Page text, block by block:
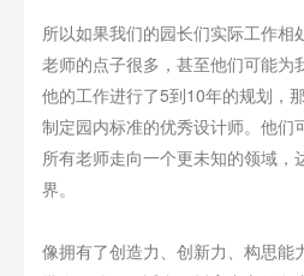
所以如果我们的园长们实际工作相
老师的点子很多，甚至他们可能为
他的工作进行了5到10年的规划，
制定园内标准的优秀设计师。他们
所有老师走向一个更未知的领域，
界。
像拥有了创造力、创新力、构思能